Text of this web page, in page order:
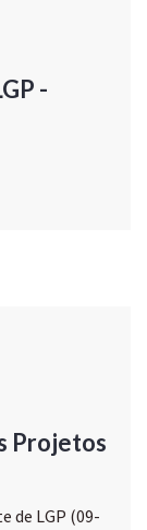
-
Projetos
de LGP (09-